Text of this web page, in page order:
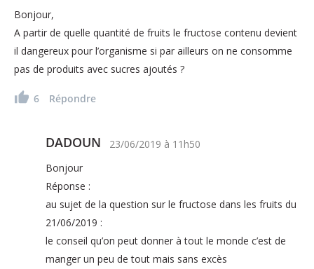
Bonjour,
A partir de quelle quantité de fruits le fructose contenu devient
il dangereux pour l’organisme si par ailleurs on ne consomme
pas de produits avec sucres ajoutés ?
6 Répondre
DADOUN 23/06/2019 à 11h50
Bonjour
Réponse :
au sujet de la question sur le fructose dans les fruits du
21/06/2019 :
le conseil qu’on peut donner à tout le monde c’est de
manger un peu de tout mais sans excès